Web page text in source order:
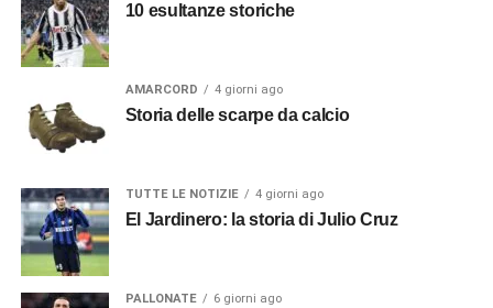
10 esultanze storiche
AMARCORD 4 giorni ago
Storia delle scarpe da calcio
TUTTE LE NOTIZIE 4 giorni ago
El Jardinero: la storia di Julio Cruz
PALLONATE 6 giorni ago